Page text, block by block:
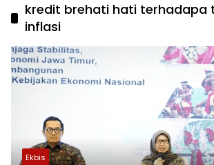
kredit brehati hati terhadapa
inflasi
Ekbis